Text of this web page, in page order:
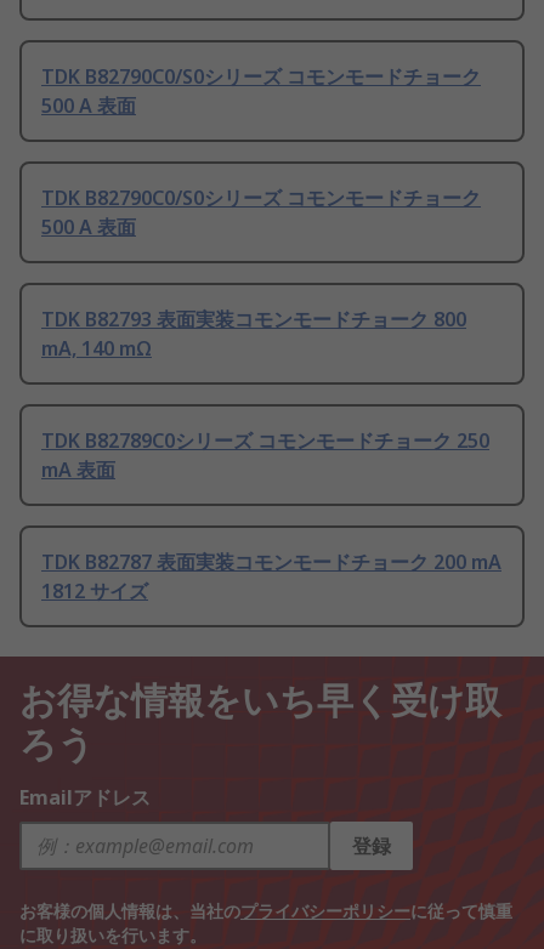
TDK B82790C0/S0シリーズ コモンモードチョーク
500 A 表面
TDK B82790C0/S0シリーズ コモンモードチョーク
500 A 表面
TDK B82793 表面実装コモンモードチョーク 800
mA, 140 mΩ
TDK B82789C0シリーズ コモンモードチョーク 250
mA 表面
TDK B82787 表面実装コモンモードチョーク 200 mA
1812 サイズ
お得な情報をいち早く受け取
ろう
Emailアドレス
登録
お客様の個人情報は、当社のプライバシーポリシーに従って慎重
に取り扱いを行います。